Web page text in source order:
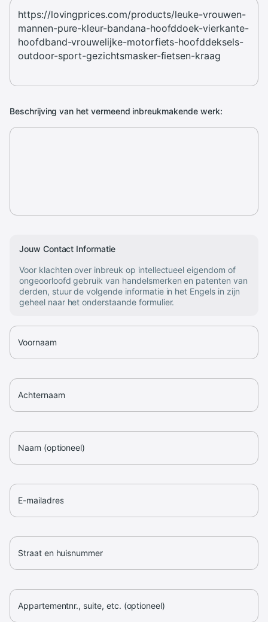
Beschrijving van het vermeend inbreukmakende werk:
Jouw Contact Informatie
Voor klachten over inbreuk op intellectueel eigendom of
ongeoorloofd gebruik van handelsmerken en patenten van
derden, stuur de volgende informatie in het Engels in zijn
geheel naar het onderstaande formulier.
Voornaam
Achternaam
Naam (optioneel)
E-mailadres
Straat en huisnummer
Appartementnr., suite, etc. (optioneel)